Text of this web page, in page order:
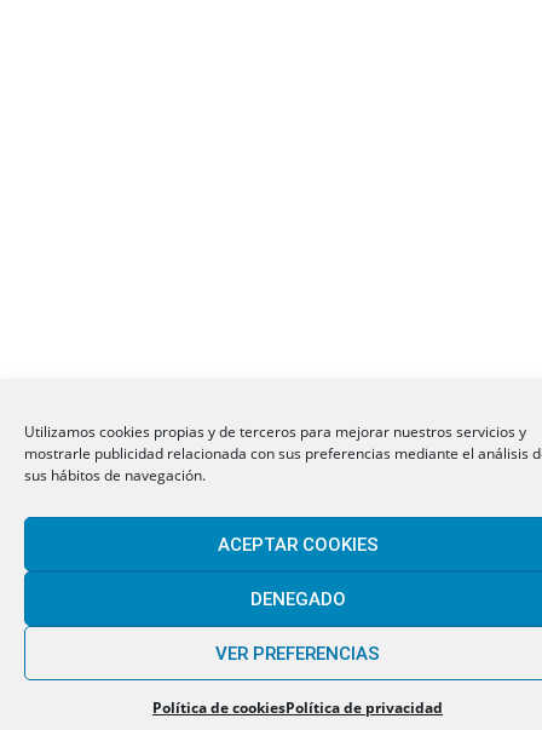
Utilizamos cookies propias y de terceros para mejorar nuestros servicios y
mostrarle publicidad relacionada con sus preferencias mediante el análisis
sus hábitos de navegación.
ACEPTAR COOKIES
DENEGADO
VER PREFERENCIAS
Política de cookiesPolítica de privacidad